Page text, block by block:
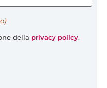
della privacy policy.